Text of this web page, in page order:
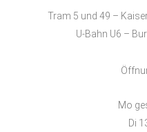
Tram 5 und 49 –
U-Bahn U6 –
Mo
Di